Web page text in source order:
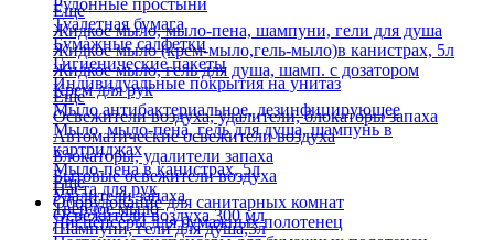
Рулонные простыни
Туалетная бумага
Бумажные салфетки
Гигиенические пакеты
Индивидуальные покрытия на унитаз
Еще
Жидкое мыло, мыло-пена, шампуни, гели для душа
Жидкое мыло (крем-мыло,гель-мыло)в канистрах, 5л
Жидкое мыло, гель для душа, шамп. с дозатором
Крем для рук
Мыло антибактериальное, дезинфицирующее
Мыло, мыло-пена, гель для душа, шампунь в
картриджах
Мыло-пена в канистрах, 5л
Паста для рук
Твердое мыло
Шампуни, гели для душа,5л
Еще
Освежители воздуха, удалители, блокаторы запаха
Автоматические освежители воздуха
Блокаторы, удалители запаха
Бытовые освежители воздуха
Удалители запаха
Освежители воздуха 300 мл
Еще
Оборудование для санитарных комнат
Диспенсеры для бумажных полотенец